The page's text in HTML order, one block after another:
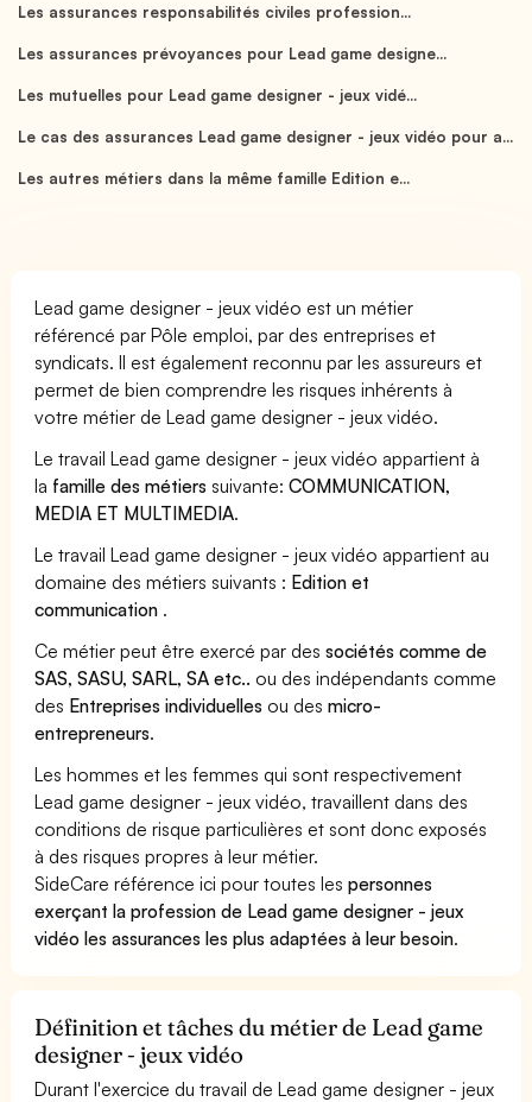
Les assurances responsabilités civiles profession...
Les assurances prévoyances pour Lead game designe...
Les mutuelles pour Lead game designer - jeux vidé...
Le cas des assurances Lead game designer - jeux vidéo pour a...
Les autres métiers dans la même famille Edition e...
Lead game designer - jeux vidéo est un métier
référencé par Pôle emploi, par des entreprises et
syndicats. Il est également reconnu par les assureurs et
permet de bien comprendre les risques inhérents à
votre métier de Lead game designer - jeux vidéo.
Le travail Lead game designer - jeux vidéo appartient à
la famille des métiers suivante:COMMUNICATION,
MEDIA ET MULTIMEDIA.
Le travail Lead game designer - jeux vidéo appartient au
domaine des métiers suivants : Edition et
communication .
Ce métier peut être exercé par dessociétés comme de
SAS, SASU, SARL, SA etc.. ou des indépendants comme
des Entreprises individuelles ou desmicro-
entrepreneurs.
Les hommes et les femmes qui sont respectivement
Lead game designer - jeux vidéo, travaillent dans des
conditions de risque particulières et sont donc exposés
à des risques propres à leur métier.
SideCare référence ici pour toutes lespersonnes
exerçant la profession de Lead game designer - jeux
vidéo les assurances les plus adaptées à leur besoin.
Définition et tâches du métier de Lead game
designer - jeux vidéo
Durant l'exercice du travail de Lead game designer - jeux